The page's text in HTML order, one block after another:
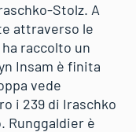
Stolz. A
attraverso le
raccolto un
Insam è finita
vede
i 239 di Iraschko
Runggaldier è